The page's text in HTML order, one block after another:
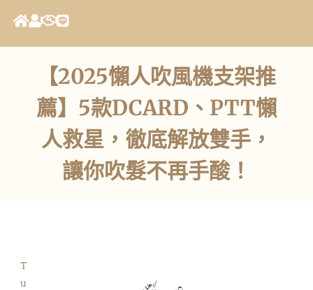
【2025懶人吹風機支架推
薦】5款DCARD、PTT懶
人救星，徹底解放雙手，
讓你吹髮不再手酸！
T
u